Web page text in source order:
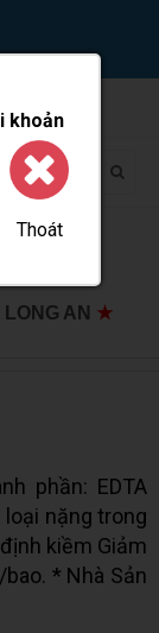
khoản
Thoát
AN ★
phần: EDTA
loại nặng trong
kiềm Giảm
* Nhà Sản